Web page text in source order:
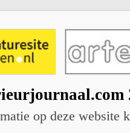
op deze website